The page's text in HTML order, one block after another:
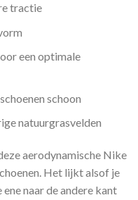
tractie
een optimale
schoon
natuurgrasvelden
aerodynamische Nike
Het lijkt alsof je
naar de andere kant